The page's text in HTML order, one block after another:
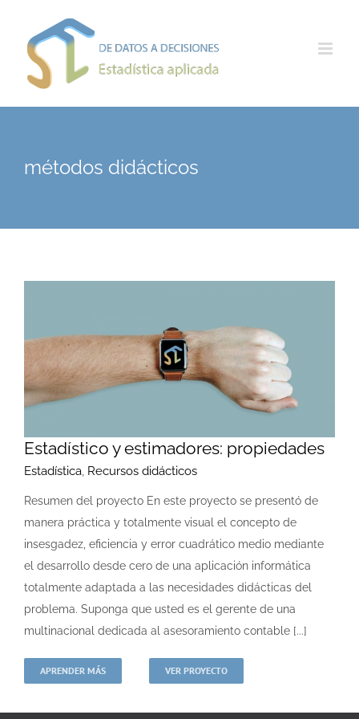
contenido
métodos didácticos
Estadístico y estimadores: propiedades
Estadística, Recursos didácticos
Resumen del proyecto En este proyecto se presentó de
manera práctica y totalmente visual el concepto de
insesgadez, eficiencia y error cuadrático medio mediante
el desarrollo desde cero de una aplicación informática
totalmente adaptada a las necesidades didácticas del
problema. Suponga que usted es el gerente de una
multinacional dedicada al asesoramiento contable [...]
APRENDER MÁS VER PROYECTO